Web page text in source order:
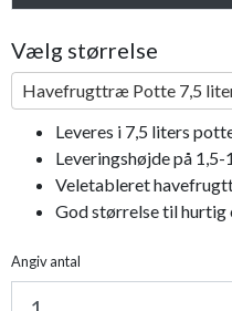
Vælg størrelse
Havefrugttræ Potte 7,5
Leveres i 7,5 liters
Leveringshøjde på 1,5-
Veletableret
God størrelse til hurtig
Angiv antal